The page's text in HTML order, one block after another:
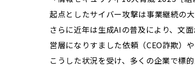
起点としたサイバー攻撃は事業継続の
さらに近年は生成AIの普及により、文
営層になりすました依頼（CEO詐欺）
こうした状況を受け、多くの企業で標